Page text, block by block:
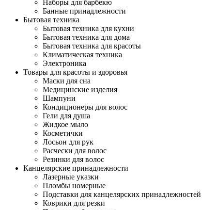
Наборы для барбекю
Банные принадлежности
Бытовая техника
Бытовая техника для кухни
Бытовая техника для дома
Бытовая техника для красоты
Климатическая техника
Электроника
Товары для красоты и здоровья
Маски для сна
Медицинские изделия
Шампуни
Кондиционеры для волос
Гели для душа
Жидкое мыло
Косметички
Лосьон для рук
Расчески для волос
Резинки для волос
Канцелярские принадлежности
Лазерные указки
Пломбы номерные
Подставки для канцелярских принадлежностей
Коврики для резки